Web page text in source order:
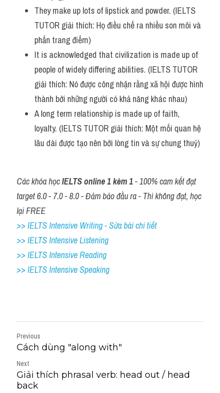
They make up lots of lipstick and powder. (IELTS
TUTOR giải thích: Họ điều chế ra nhiều son môi và
phấn trang điểm)
It is acknowledged that civilization is made up of
people of widely differing abilities. (IELTS TUTOR
giải thích: Nó được công nhận rằng xã hội được hình
thành bởi những người có khả năng khác nhau)
A long term relationship is made up of faith,
loyalty. (IELTS TUTOR giải thích: Một mối quan hệ
lâu dài được tạo nên bởi lòng tin và sự chung thuỷ)
Các khóa học IELTS online 1 kèm 1 - 100% cam kết đạt
target 6.0 - 7.0 - 8.0 - Đảm bảo đầu ra - Thi không đạt, học
lại FREE
>> IELTS Intensive Writing - Sửa bài chi tiết
>> IELTS Intensive Listening
>> IELTS Intensive Reading
>> IELTS Intensive Speaking
Previous
Cách dùng "along with"
Next
Giải thích phrasal verb: head out / head
back